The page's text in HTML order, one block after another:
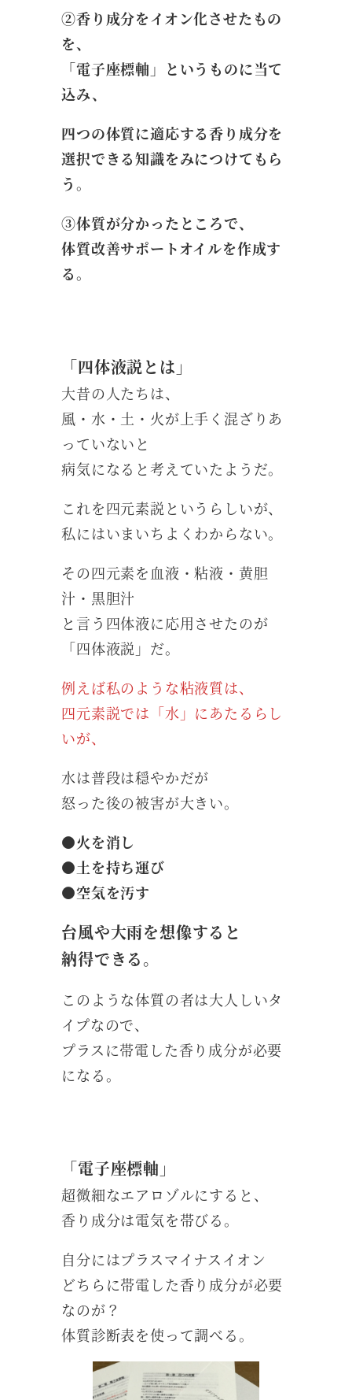
②香り成分をイオン化させたもの
を、
「電子座標軸」というものに当て
込み、
四つの体質に適応する香り成分を
選択できる知識をみにつけてもら
う。
③体質が分かったところで、
体質改善サポートオイルを作成す
る。
「四体液説とは」
大昔の人たちは、
風・水・土・火が上手く混ざりあ
っていないと
病気になると考えていたようだ。
これを四元素説というらしいが、
私にはいまいちよくわからない。
その四元素を血液・粘液・黄胆
汁・黒胆汁
と言う四体液に応用させたのが
「四体液説」だ。
例えば私のような粘液質は、
四元素説では「水」にあたるらし
いが、
水は普段は穏やかだが
怒った後の被害が大きい。
●火を消し
●土を持ち運び
●空気を汚す
台風や大雨を想像すると
納得できる。
このような体質の者は大人しいタ
イプなので、
プラスに帯電した香り成分が必要
になる。
「電子座標軸」
超微細なエアロゾルにすると、
香り成分は電気を帯びる。
自分にはプラスマイナスイオン
どちらに帯電した香り成分が必要
なのが？
体質診断表を使って調べる。